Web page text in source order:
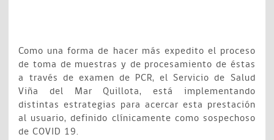
Como una forma de hacer más expedito el proceso
de toma de muestras y de procesamiento de éstas
a través de examen de PCR, el Servicio de Salud
Viña del Mar Quillota, está implementando
distintas estrategias para acercar esta prestación
al usuario, definido clínicamente como sospechoso
de COVID 19.